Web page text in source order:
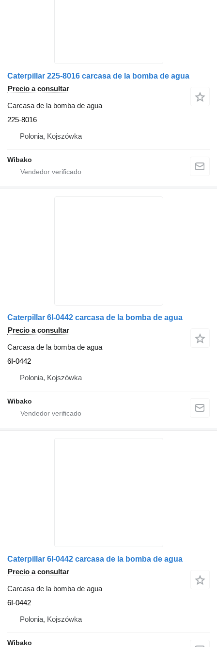
Caterpillar 225-8016 carcasa de la bomba de agua
Precio a consultar
Carcasa de la bomba de agua
225-8016
Polonia, Kojszówka
Wibako
Caterpillar 6I-0442 carcasa de la bomba de agua
Precio a consultar
Carcasa de la bomba de agua
6I-0442
Polonia, Kojszówka
Wibako
Caterpillar 6I-0442 carcasa de la bomba de agua
Precio a consultar
Carcasa de la bomba de agua
6I-0442
Polonia, Kojszówka
Wibako